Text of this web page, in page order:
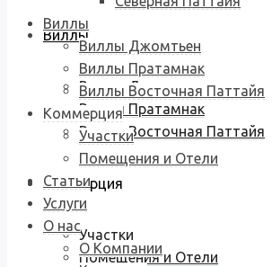
Виллы
Виллы Джомтьен
Виллы Пратамнак
Виллы Восточная Паттайя
Коммерция
Участки
Помещения и Отели
Виллы
Виллы Джомтьен
Виллы Пратамнак
Виллы Восточная Паттайя
Коммерция
Участки
Помещения и Отели
Статьи
Услуги
О нас
О Компании